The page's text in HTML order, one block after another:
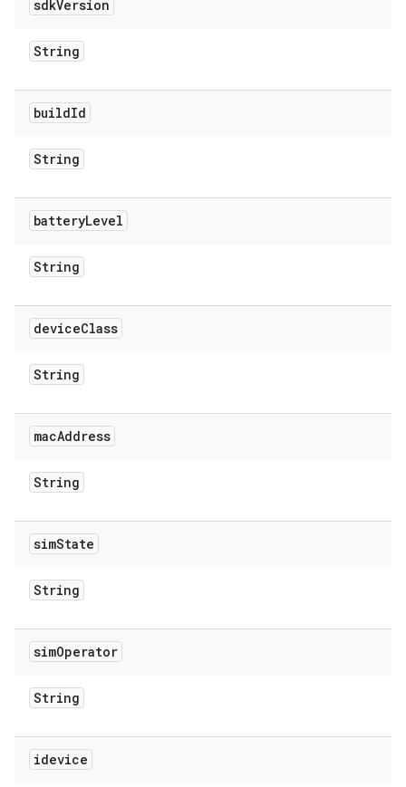
sdkVersion
String
buildId
String
batteryLevel
String
deviceClass
String
macAddress
String
simState
String
simOperator
String
idevice